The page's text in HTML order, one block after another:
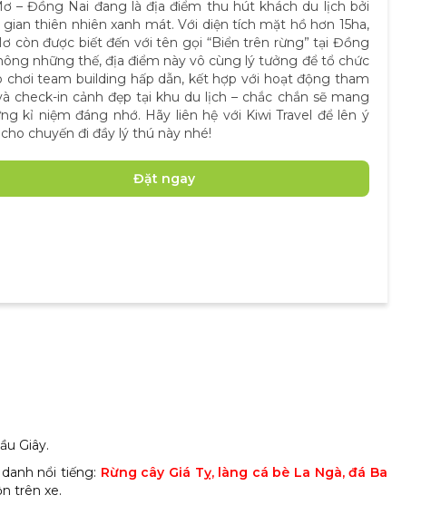
– Đồng Nai đang là địa điểm thu hút khách du lịch bởi
thiên nhiên xanh mát. Với diện tích mặt hồ hơn 15ha,
còn được biết đến với tên gọi “Biển trên rừng” tại Đồng
những thế, địa điểm này vô cùng lý tưởng để tổ chức
chơi team building hấp dẫn, kết hợp với hoạt động tham
check-in cảnh đẹp tại khu du lịch – chắc chắn sẽ mang
kỉ niệm đáng nhớ. Hãy liên hệ với Kiwi Travel để lên ý
chuyến đi đầy lý thú này nhé!
Đặt ngay
Giây.
nổi tiếng: Rừng cây Giá Tỵ, làng cá bè La Ngà, đá Ba
trên xe.